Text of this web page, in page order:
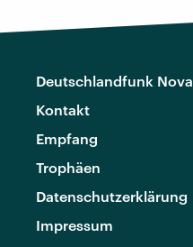
Deutschlandfunk Nova
Kontakt
Empfang
Trophäen
Datenschutzerklärung
Impressum